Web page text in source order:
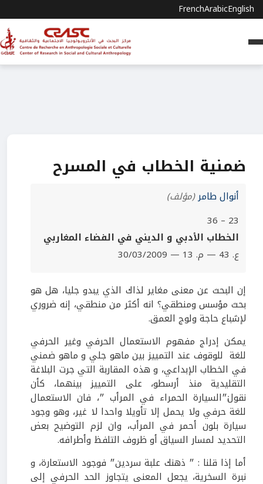
FrenchArabicEnglish
ضمنية الخطاب في المسرح
أنوال طامر(مؤلف)
23 – 36
الخطاب الأدبي و الديني في الفضاء المغاربي
ع. 43 — م. 13 — 30/03/2009
إن البحث عن معنى مغاير لذاك الذي يبدو جليا، هل هو
بحث مؤسس ومنطقي؟ انه أكثر من منطقي، إنه ضروري
لإشباع حاجة ولوج العمق.
يمكن إدراج مفهوم الاستعمال الحرفي وغير الحرفي
للغة للوقوف عند التمييز بين ماهو جلي و ماهو ضمني
في الخطاب الإبداعي، و هذه المقاربة التي جرت البلاغة
التقليدية منذ أرسطو، على التمييز بينهما، كأن
نقول׃״السيارة الحمراء في المرأب ״، فان الاستعمال
للغة حرفي ولا يحمل إلا تأويلا واحدا لا غير، وهو وجود
سيارة بلون أحمر في المرأب، وان لزم التوضيح بعض
التحديد لمسار السياق أو ظروف التلفظ وأطرافه.
أما إذا قلنا : ״ ذهنك علبة سردين״ فوجود الاستعارة، و
نبرة السخرية، يجعل المعنى يتجاوز الحد الحرفي إلى